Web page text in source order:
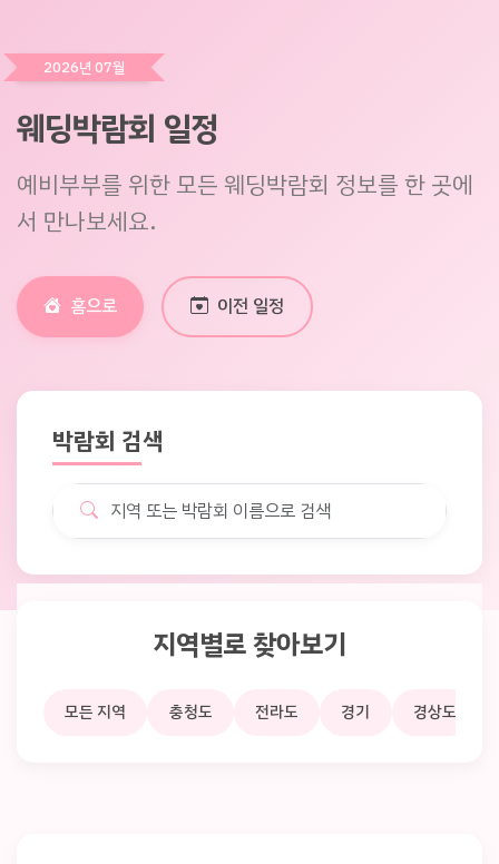
2026년 07월
웨딩박람회 일정
예비부부를 위한 모든 웨딩박람회 정보를 한 곳에
서 만나보세요.
홈으로 이전 일정
박람회 검색
지역별로 찾아보기
모든 지역 충청도 전라도 경기 경상도